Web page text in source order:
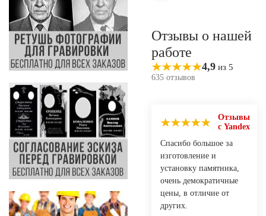
Отзывы о нашей
работе
4,9 из 5
635 отзывов
Отзывы
с Yandex
Спасибо большое за
изготовление и
установку памятника,
очень демократичные
цены, в отличие от
других.